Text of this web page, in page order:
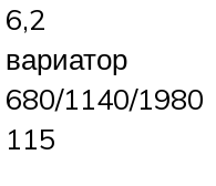
6,2
вариатор
680/1140/1980
115